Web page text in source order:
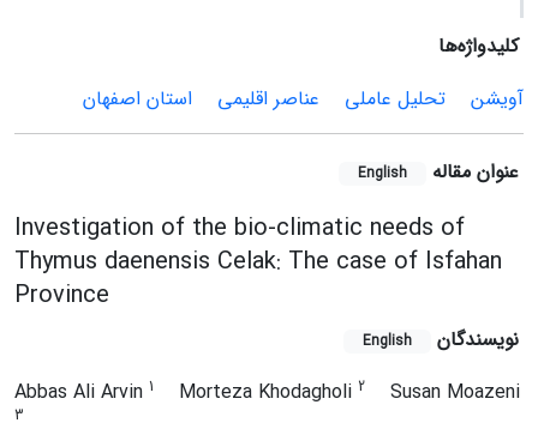
کلیدواژه‌ها
آویشن
تحلیل عاملی عناصر اقلیمی استان اصفهان
عنوان مقاله English
Investigation of the bio-climatic needs of
Thymus daenensis Celak: The case of Isfahan
Province
نویسندگان English
Abbas Ali Arvin 1 Morteza Khodagholi 2 Susan Moazeni
3